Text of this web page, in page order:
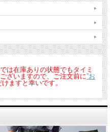
は在庫ありの状態でもタイミ
ざいますので、ご注文前に”お
ますと幸いです。